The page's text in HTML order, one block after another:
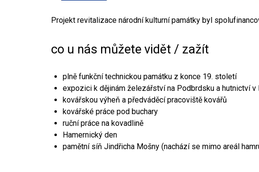
Projekt revitalizace národní kulturní památky byl
co u nás můžete vidět / zažít
plně funkční technickou památku z konce 19. století
expozici k dějinám železářství na Podbrdsku a hutnictví v
kovářskou výheň a předváděcí pracoviště kovářů
kovářské práce pod buchary
ruční práce na kovadlině
Hamernický den
pamětní síň Jindřicha Mošny (nachází se mimo areál